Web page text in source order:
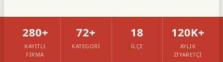
280+
KAYITLI
FIRMA
72+
KATEGORI
18
İLÇE
120K+
AYLIK
ZIYARETÇI